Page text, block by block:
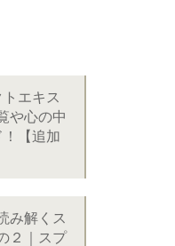
トエキス
や心の中
【追加
み解くス
２｜スプ